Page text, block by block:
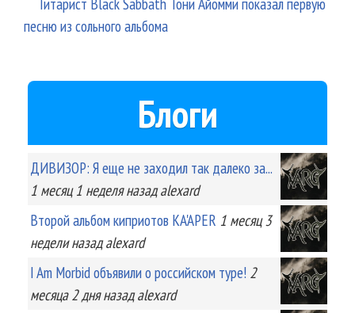
песню из сольного альбома
Блоги
ДИВИЗОР: Я еще не заходил так далеко за...
1 месяц 1 неделяназад alexard
Второй альбом киприотов KA'APER 1 месяц 3
неделиназад alexard
I Am Morbid объявили о российском туре! 2
месяца 2 дняназад alexard